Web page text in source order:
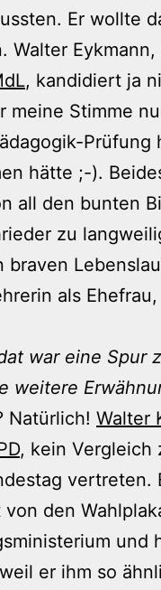
Er wollte
Walter
, kandidiert ja
meine Stimme
hätte ;-).
all den bunten
zu
braven
als
war eine Spur
weitere
Natürlich! Walter
, kein Vergleich
vertreten.
den
und
er ihm so